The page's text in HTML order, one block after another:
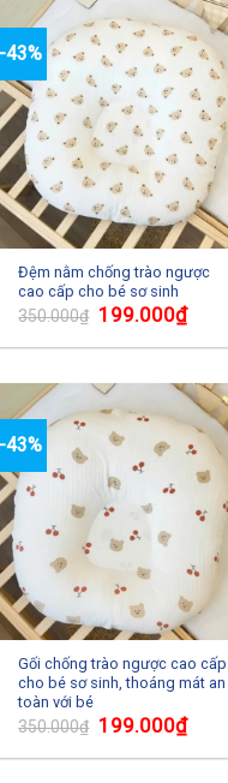
-43%
Đệm nằm chống trào ngược
cao cấp cho bé sơ sinh
350.000₫ 199.000₫
-43%
Gối chống trào ngược cao cấp
cho bé sơ sinh, thoáng mát an
toàn với bé
350.000₫ 199.000₫